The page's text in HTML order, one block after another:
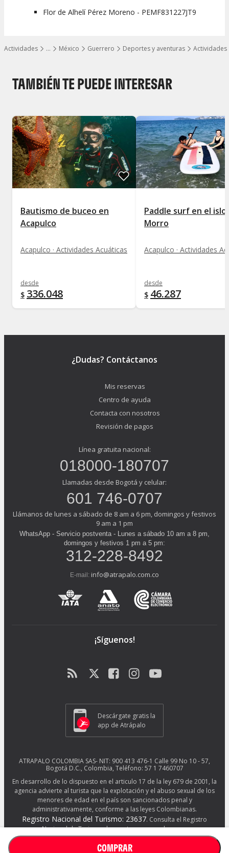
…
Mostrar todos los niveles
Actividades México Guerrero Deportes y aventuras Actividades
COMPRAR
Flor de Alhelí Pérez Moreno - PEMF831227JT9
TAMBIÉN TE PUEDE INTERESAR
Bautismo de buceo en
Acapulco
Acapulco · Actividades Acuáticas
desde
$ 336.048
Paddle surf en el
Morro
Acapulco · Actividades
desde
$ 46.287
¿Dudas? Contáctanos
Mis reservas
Centro de ayuda
Contacta con nosotros
Revisión de pagos
Línea gratuita nacional:
018000-180707
Llamadas desde Bogotá y celular:
601 746-0707
Llámanos de lunes a sábado de 8 am a 6 pm, domingos y festivos
9 am a 1 pm
WhatsApp - Servicio postventa - Lunes a sábado 10 am a 8 pm,
domingos y festivos 1 pm a 5 pm:
312-228-8492
E-mail: info@atrapalo.com.co
¡Síguenos!
Descárgate gratis la
app de Atrápalo
ATRAPALO COLOMBIA SAS- NIT: 900 413 476-1 Calle 99 No 10 - 57,
Bogotá D.C., Colombia, Teléfono: 57 1 7460707
En desarrollo de lo dispuesto en el articulo 17 de la ley 679 de 2001, la
agencia advierte al turista que la explotación y el abuso sexual de los
menores de edad en el país son sancionados penal y
administrativamente, conforme a las leyes Colombianas.
Registro Nacional del Turismo: 23637. Consulta el Registro
Nacional de Turismo de nuestros proveedores en
http://www.rues.org.co/RNT